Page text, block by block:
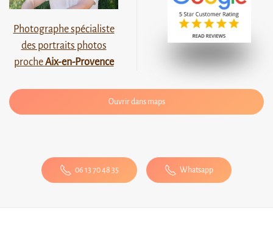
Photographe spécialiste
des portraits photos
procheAix-en-Provence
Ouvrir dans maps
Cadolive
06 13 70 48 35 Whatsapp